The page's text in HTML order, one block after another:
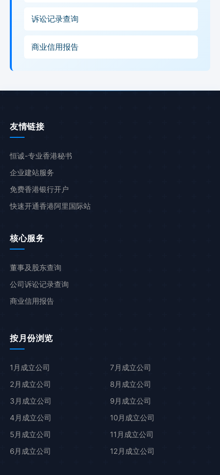
诉讼记录查询
商业信用报告
友情链接
恒诚-专业香港秘书
企业建站服务
免费香港银行开户
快速开通香港阿里国际站
核心服务
董事及股东查询
公司诉讼记录查询
商业信用报告
按月份浏览
1月成立公司
2月成立公司
3月成立公司
4月成立公司
5月成立公司
6月成立公司
7月成立公司
8月成立公司
9月成立公司
10月成立公司
11月成立公司
12月成立公司